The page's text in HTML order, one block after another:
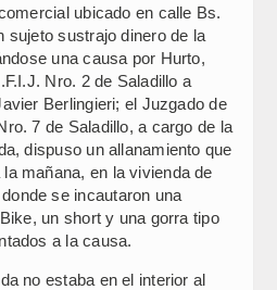
ubicado en calle Bs.
sujeto sustrajo dinero de la
una causa por Hurto,
Nro. 2 de Saladillo a
Berlingieri; el Juzgado de
7 de Saladillo, a cargo de la
dispuso un allanamiento que
mañana, en la vivienda de
se incautaron una
un short y una gorra tipo
a la causa.
no estaba en el interior al